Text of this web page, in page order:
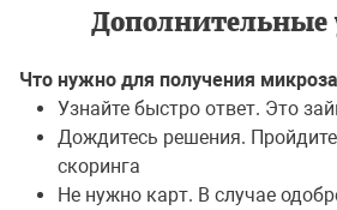
Дополнительные
Что нужно для получения
Узнайте быстро ответ. Это
Дождитесь решения.
скоринга
Не нужно карт. В случае